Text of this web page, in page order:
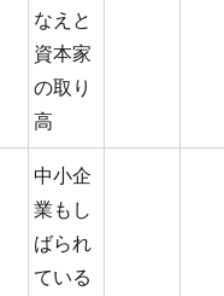
なえと
資本家
の取り
高
中小企
業もし
ばられ
ている